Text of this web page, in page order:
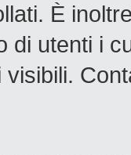
È
di utenti i